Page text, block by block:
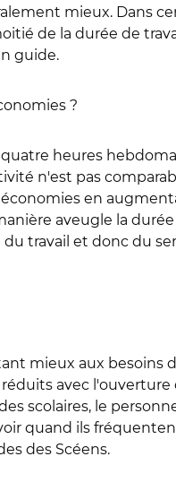
mieux. Dans
de la durée de
guide.
?
heures
n'est pas
en
aveugle la
travail et donc du
mieux aux besoins
avec l'ouverture
scolaires, le
quand ils
des Scéens.